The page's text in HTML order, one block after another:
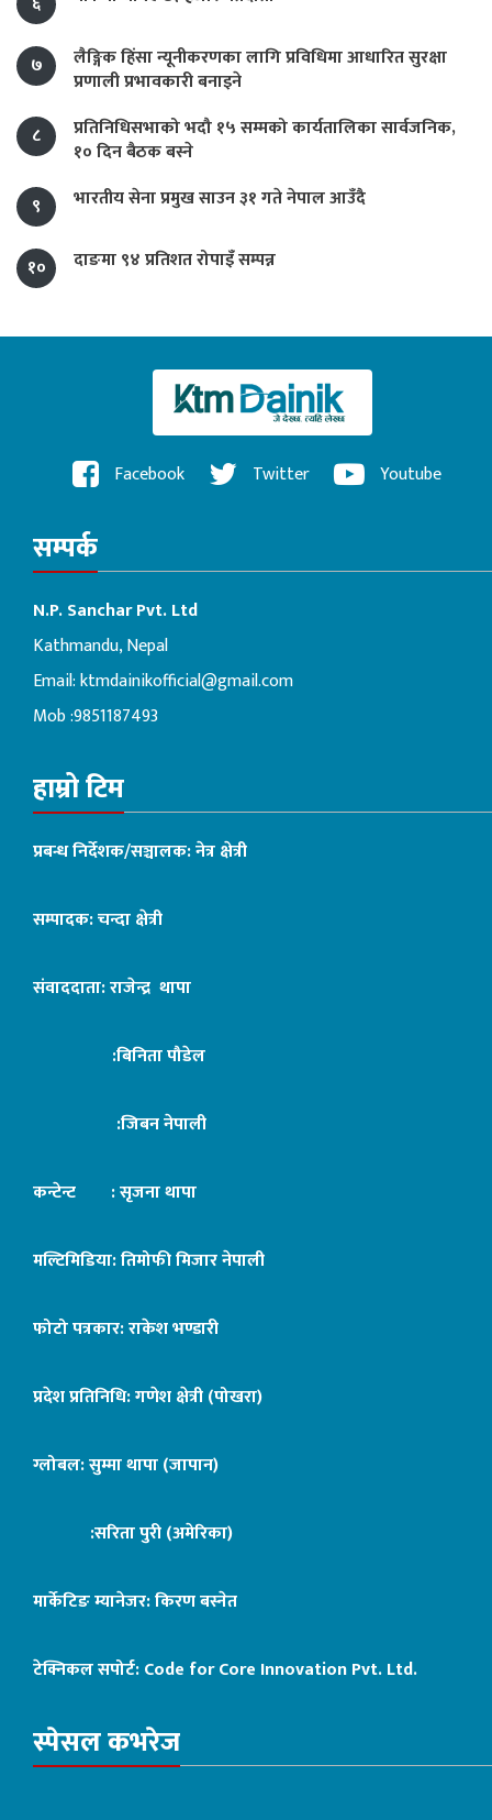
७
लैङ्गिक हिंसा न्यूनीकरणका लागि प्रविधिमा आधारित सुरक्षा
प्रणाली प्रभावकारी बनाइने
८
प्रतिनिधिसभाको भदौ १५ सम्मको कार्यतालिका सार्वजनिक,
१० दिन बैठक बस्ने
९
भारतीय सेना प्रमुख साउन ३१ गते नेपाल आउँदै
१० दाङमा ९४ प्रतिशत रोपाइँ सम्पन्न
Facebook Twitter Youtube
सम्पर्क
N.P. Sanchar Pvt. Ltd
Kathmandu, Nepal
Email:ktmdainikofficial@gmail.com
Mob :9851187493
हाम्रो टिम
प्रबन्ध निर्देशक/सञ्चालक: नेत्र क्षेत्री
सम्पादक: चन्दा क्षेत्री
संवाददाता: राजेन्द्र थापा
:बिनिता पौडेल
:जिबन नेपाली
कन्टेन्ट : सृजना थापा
मल्टिमिडिया: तिमोफी मिजार नेपाली
फोटो पत्रकार: राकेश भण्डारी
प्रदेश प्रतिनिधि: गणेश क्षेत्री (पोखरा)
ग्लोबल: सुम्मा थापा (जापान)
:सरिता पुरी (अमेरिका)
मार्केटिङ म्यानेजर: किरण बस्नेत
टेक्निकल सपोर्ट:Code for Core Innovation Pvt. Ltd.
स्पेसल कभरेज